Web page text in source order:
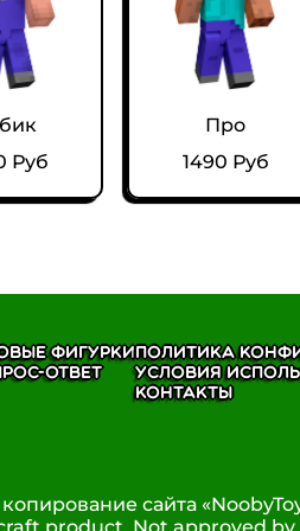
Руб
Про
1490 Руб
фигурки
ответ
Политика
Условия
Контакты
сайта